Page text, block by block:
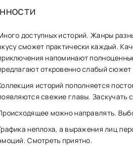
доступных историй. Жанры
сможет практически каждый.
напоминают
откровенно слабый
историй пополняется
свежие главы. Заскучать
можно направлять.
неплоха, а выражения лиц
Смотреть приятно.